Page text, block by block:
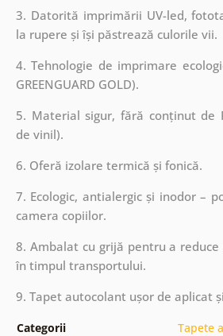
3. Datorită imprimării UV-led,
la rupere și își păstrează culorile vii.
4. Tehnologie de imprimare
GREENGUARD GOLD).
5. Material sigur, fără conținut de
de vinil).
6. Oferă izolare termică și fonică.
7. Ecologic, antialergic și inodor –
camera copiilor.
8. Ambalat cu grijă pentru a
în timpul transportului.
9. Tapet autocolant ușor de aplicat
Categorii Tapete